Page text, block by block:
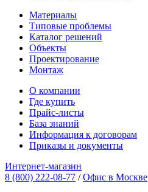
Материалы
Типовые проблемы
Каталог решений
Объекты
Проектирование
Монтаж
О компании
Где купить
Прайс-листы
База знаний
Информация к договорам
Приказы и документы
Интернет-магазин
8 (800) 222-08-77 / Офис в Москве